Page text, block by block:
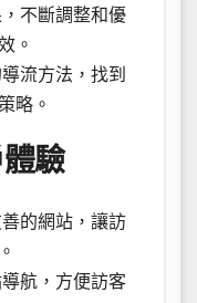
不斷調整和優
。
流方法，找到
略。
驗
的網站，讓訪
航，方便訪客